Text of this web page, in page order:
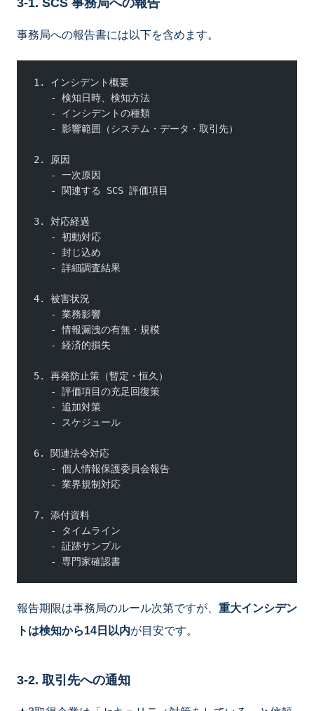
3-1. SCS 事務局への報告
事務局への報告書には以下を含めます。
1. インシデント概要
   - 検知日時、検知方法
   - インシデントの種類
   - 影響範囲（システム・データ・取引先）
2. 原因
   - 一次原因
   - 関連する SCS 評価項目
3. 対応経過
   - 初動対応
   - 封じ込め
   - 詳細調査結果
4. 被害状況
   - 業務影響
   - 情報漏洩の有無・規模
   - 経済的損失
5. 再発防止策（暫定・恒久）
   - 評価項目の充足回復策
   - 追加対策
   - スケジュール
6. 関連法令対応
   - 個人情報保護委員会報告
   - 業界規制対応
7. 添付資料
   - タイムライン
   - 証跡サンプル
   - 専門家確認書
報告期限は事務局のルール次第ですが、 重大インシデン
トは検知から14日以内が目安です。
3-2. 取引先への通知